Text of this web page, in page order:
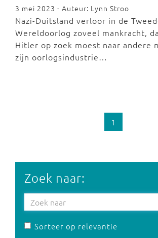
3 mei 2023 - Auteur: Lynn Stroo
Nazi-Duitsland verloor in de
Wereldoorlog zoveel mankracht,
Hitler op zoek moest naar andere
zijn oorlogsindustrie…
1
Zoek naar:
Sorteer op relevantie